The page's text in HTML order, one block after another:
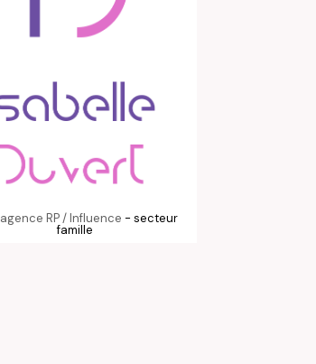
agence RP / Influence - secteur
famille